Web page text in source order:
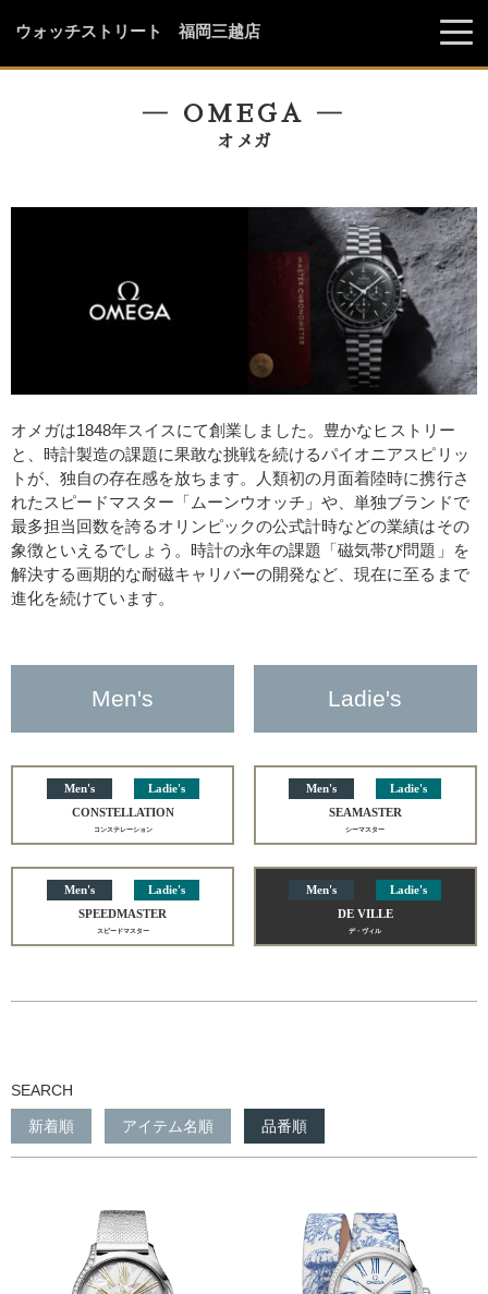
ウォッチストリート 福岡三越店
― OMEGA ―
オメガ
オメガは1848年スイスにて創業しました。豊かなヒストリー
と、時計製造の課題に果敢な挑戦を続けるパイオニアスピリッ
トが、独自の存在感を放ちます。人類初の月面着陸時に携行さ
れたスピードマスター「ムーンウオッチ」や、単独ブランドで
最多担当回数を誇るオリンピックの公式計時などの業績はその
象徴といえるでしょう。時計の永年の課題「磁気帯び問題」を
解決する画期的な耐磁キャリバーの開発など、現在に至るまで
進化を続けています。
Men's Ladie's
Men's Ladie's
CONSTELLATION
コンステレーション
Men's Ladie's
SEAMASTER
シーマスター
Men's Ladie's
SPEEDMASTER
スピードマスター
Men's Ladie's
DE VILLE
デ・ヴィル
SEARCH
新着順 アイテム名順 品番順